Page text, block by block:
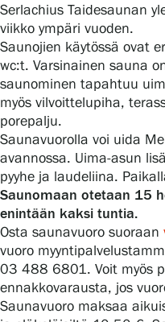
Gösta Serlachiuksen
Yhteystiedot
Ravintola Gösta
Serlachius Taidesauna
Serlachius Art & Sauna
Medialle
Vastuullisuus
Esteettömyys
Serlachius Taidesaunan
viikko ympäri vuoden.
Saunojien käytössä ovat
wc:t. Varsinainen sauna
saunominen tapahtuu
myös vilvoittelupiha,
porepalju.
Saunavuorolla voi uida
avannossa. Uima-asun
pyyhe ja laudeliina.
Saunomaan otetaan 15
enintään kaksi tuntia.
Osta saunavuoro suoraan
vuoro
03 488 6801. Voit myös
ennakkovarausta, jos
Saunavuoro maksaa